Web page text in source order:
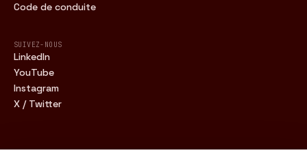
Code de conduite
SUIVEZ-NOUS
LinkedIn
YouTube
Instagram
X / Twitter